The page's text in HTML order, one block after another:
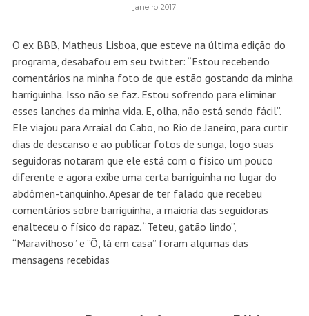
janeiro 2017
O ex BBB, Matheus Lisboa, que esteve na última edição do
programa, desabafou em seu twitter: “Estou recebendo
comentários na minha foto de que estão gostando da minha
barriguinha. Isso não se faz. Estou sofrendo para eliminar
esses lanches da minha vida. E, olha, não está sendo fácil”.
Ele viajou para Arraial do Cabo, no Rio de Janeiro, para curtir
dias de descanso e ao publicar fotos de sunga, logo suas
seguidoras notaram que ele está com o físico um pouco
diferente e agora exibe uma certa barriguinha no lugar do
abdômen-tanquinho. Apesar de ter falado que recebeu
comentários sobre barriguinha, a maioria das seguidoras
enalteceu o físico do rapaz. “Teteu, gatão lindo”,
“Maravilhoso” e “Ô, lá em casa” foram algumas das
mensagens recebidas